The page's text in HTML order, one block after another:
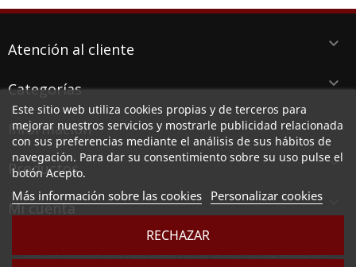
Atención al cliente keyboard_arrow_down
Categorías keyboard_arrow_down
Información keyboard_arrow_down
Productos keyboard_arrow_down
Mi cuenta
Este sitio web utiliza cookies propias y de terceros para
mejorar nuestros servicios y mostrarle publicidad relacionada
con sus preferencias mediante el análisis de sus hábitos de
navegación. Para dar su consentimiento sobre su uso pulse el
botón Acepto.
Más información sobre las cookies Personalizar cookies
RECHAZAR
LUBESPA DISTRIBUCIONES DEL LEVANTE SL, CIF B73789513, Ctra. Alicante 38 PI